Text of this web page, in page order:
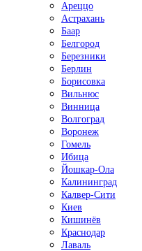
Ареццо
Астрахань
Баар
Белгород
Березники
Берлин
Борисовка
Вильнюс
Винница
Волгоград
Воронеж
Гомель
Ибица
Йошкар-Ола
Калининград
Калвер-Сити
Киев
Кишинёв
Краснодар
Лаваль